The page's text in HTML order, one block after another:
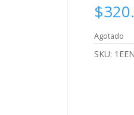
$
Agotado
SKU: